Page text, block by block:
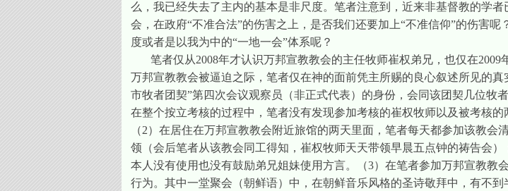
么，我已经失去了主内的基本是非尺度。笔者注意到，近来非基督教的学
会，在政府“不准合法”的伤害之上，是否我们还要加上“不准信仰”的伤害
度或者是以我为中的“一地一会”体系呢？
笔者仅从2008年才认识万邦宣教教会的主任牧师崔权弟兄，也仅在2009
万邦宣教教会被逼迫之际，笔者仅在神的面前凭主所赐的良心叙述所见的真
市牧者团契”第四次会议观察员（非正式代表）的身份，会同该团契几位牧
在整个按立考核的过程中，笔者没有发现参加考核的崔权牧师以及被考核
（2）在居住在万邦宣教教会附近旅馆的两天里面，笔者每天都参加该教会
领（会后笔者从该教会同工得知，崔权牧师天天带领早晨五点钟的祷告会
本人没有使用也没有鼓励弟兄姐妹使用方言。（3）在笔者参加万邦宣教教
行为。其中一堂聚会（朝鲜语）中，在朝鲜音乐风格的圣诗敬拜中，有不